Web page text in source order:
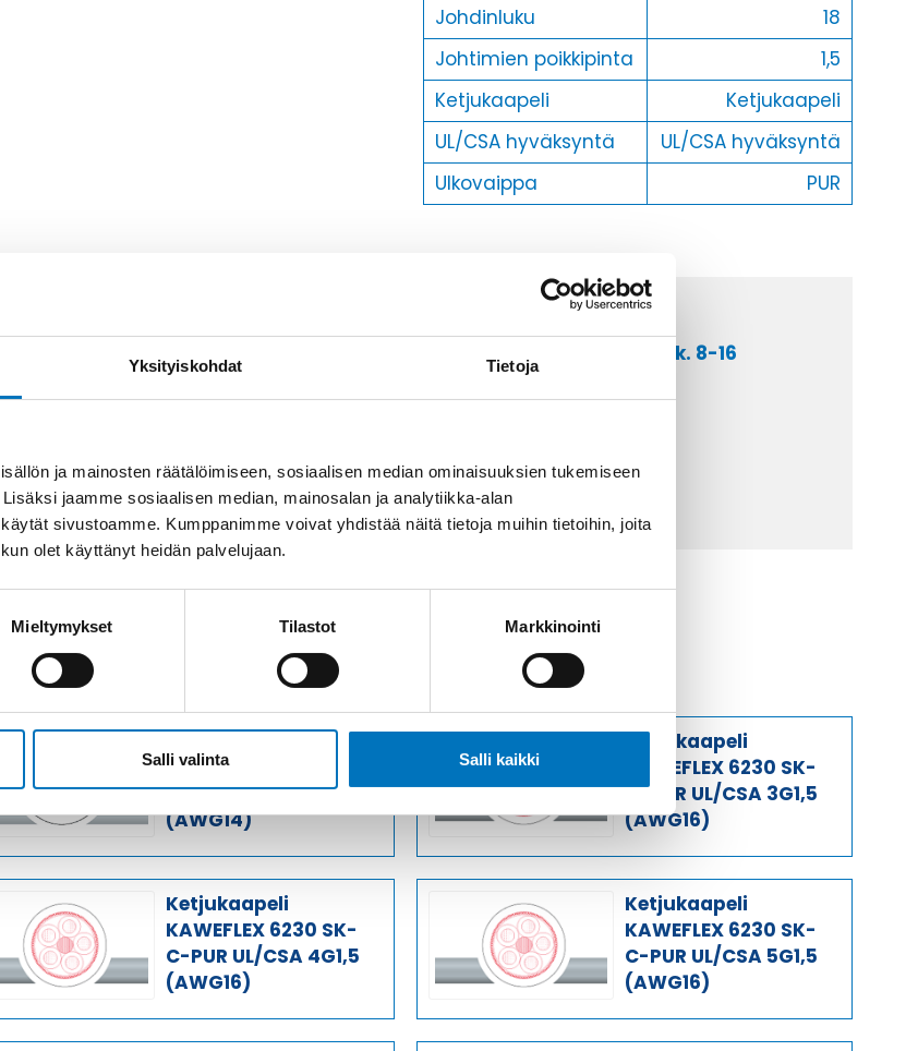
Yksityiskohdat Tietoja
ja mainosten räätälöimiseen, sosiaalisen median ominaisuuksien tukemiseen
jaamme sosiaalisen median, mainosalan ja analytiikka-alan
sivustoamme. Kumppanimme voivat yhdistää näitä tietoja muihin tietoihin, joita
olet käyttänyt heidän palvelujaan.
Mieltymykset Tilastot Markkinointi
Salli valinta Salli kaikki
Johdinluku
18
Johtimien poikkipinta
1,5
Ketjukaapeli
Ketjukaapeli
UL/CSA hyväksyntä
UL/CSA hyväksyntä
Ulkovaippa
PUR
Kysyttävää?
Anna meidän
Soita asiakaspalveluumme ark. 8-16
+358 9 2252 260
myynti@kaapelicenter.fi
kaapelin eri versiot
KAWEFLEX 6230 SK-
C-PUR UL/CSA 25G2,5
(AWG14)
Ketjukaapeli
KAWEFLEX 6230 SK-
C-PUR UL/CSA 3G1,5
(AWG16)
Ketjukaapeli
KAWEFLEX 6230 SK-
C-PUR UL/CSA 4G1,5
(AWG16)
Ketjukaapeli
KAWEFLEX 6230 SK-
C-PUR UL/CSA 5G1,5
(AWG16)